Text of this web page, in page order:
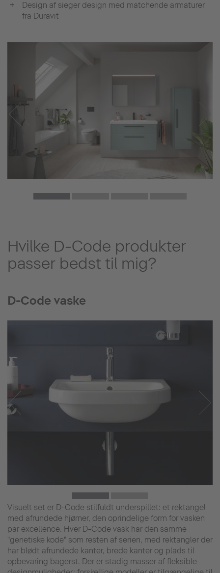
Design af sieger design med matchende armaturer
fra Duravit
Hvilke D-Code produkter
passer bedst til mig?
D-Code vaske
Visuelt set er D-Code stilfuldt underspillet: et rektangel
med afrundede hjørner, den oprindelige form for vasken
par excellence. Hver D-Code vask har den samme
"genetiske kode" som resten af serien, med rektangler der
har blødt afrundede kanter, brede kanter og plads til
opbevaring bagerst. Der er stadig masser af fleksible